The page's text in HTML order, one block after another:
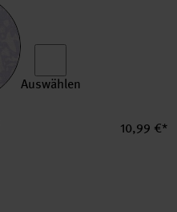
Auswählen
10,99 €*